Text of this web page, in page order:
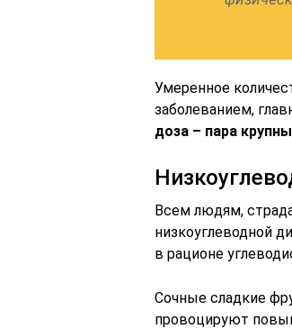
Умеренное
заболеванием,
доза – пара
Всем людям,
низкоуглеводной
в рационе
Сочные сладкие
провоцируют